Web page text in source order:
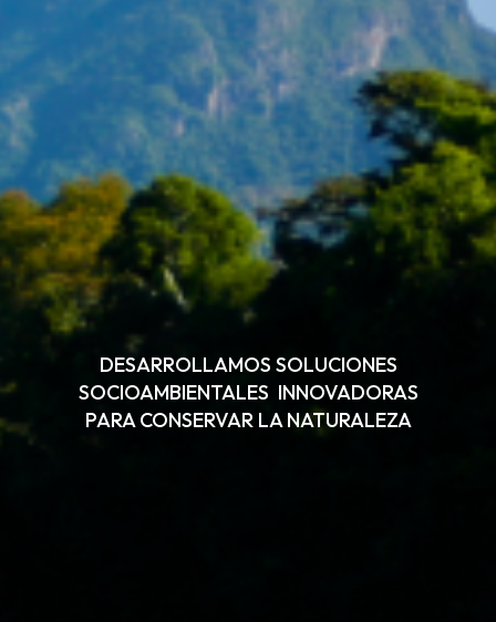
DESARROLLAMOS SOLUCIONES
SOCIOAMBIENTALES INNOVADORAS
PARA CONSERVAR LA NATURALEZA